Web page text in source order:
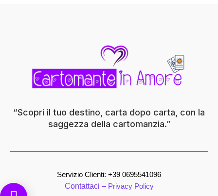
“Scopri il tuo destino, carta dopo carta, con la
saggezza della cartomanzia.”
Servizio Clienti: +39 0695541096
Contattaci – Privacy Policy